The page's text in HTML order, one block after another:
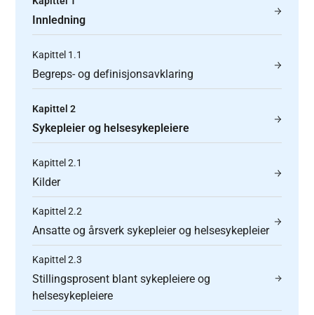
Innledning
Kapittel 1.1
Begreps- og definisjonsavklaring
Kapittel 2
Sykepleier og helsesykepleiere
Kapittel 2.1
Kilder
Kapittel 2.2
Ansatte og årsverk sykepleier og helsesykepleier
Kapittel 2.3
Stillingsprosent blant sykepleiere og
helsesykepleiere